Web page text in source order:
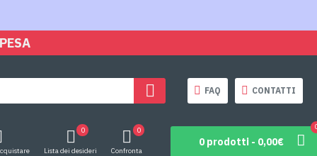
FAQ CONTATTI
Lista dei desideri
0
Confronta
0
0 prodotti - 0,00€